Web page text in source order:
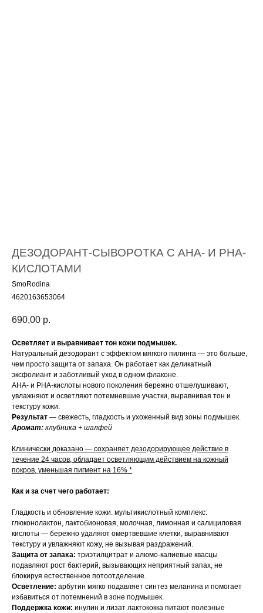
ДЕЗОДОРАНТ-СЫВОРОТКА С AHА- И РHA-
КИСЛОТАМИ
SmoRodina
4620163653064
690,00 р.
Осветляет и выравнивает тон кожи подмышек.
Натуральный дезодорант с эффектом мягкого пилинга — это больше,
чем просто защита от запаха. Он работает как деликатный
эксфолиант и заботливый уход в одном флаконе.
AHA- и PHA-кислоты нового поколения бережно отшелушивают,
увлажняют и осветляют потемневшие участки, выравнивая тон и
текстуру кожи.
Результат — свежесть, гладкость и ухоженный вид зоны подмышек.
Аромат: клубника + шалфей
Клинически доказано — сохраняет дезодорирующее действие в
течение 24 часов, обладает осветляющим действием на кожный
покров, уменьшая пигмент на 16% *
Как и за счет чего работает:
Гладкость и обновление кожи: мультикислотный комплекс:
глюконолактон, лактобионовая, молочная, лимонная и салициловая
кислоты — бережно удаляют омертвевшие клетки, выравнивают
текстуру и увлажняют кожу, не вызывая раздражений.
Защита от запаха: триэтилцитрат и алюмо-калиевые квасцы
подавляют рост бактерий, вызывающих неприятный запах, не
блокируя естественное потоотделение.
Осветление: арбутин мягко подавляет синтез меланина и помогает
избавиться от потемнений в зоне подмышек.
Поддержка кожи: инулин и лизат лактококка питают полезные